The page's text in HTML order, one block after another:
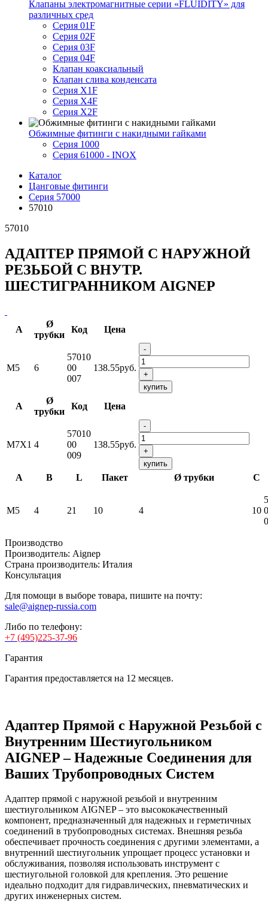
Клапаны электромагнитные серии «FLUIDITY» для
различных сред
Серия 01F
Серия 02F
Серия 03F
Серия 04F
Клапан коаксиальный
Клапан слива конденсата
Серия X1F
Серия X4F
Серия X2F
Обжимные фитинги с накидными гайками
Серия 1000
Серия 61000 - INOX
Каталог
Цанговые фитинги
Серия 57000
57010
57010
АДАПТЕР ПРЯМОЙ С НАРУЖНОЙ
РЕЗЬБОЙ С ВНУТР.
ШЕСТИГРАННИКОМ AIGNEP
A
Ø
трубки
Код Цена
M5 6
57010
00
007
138.55руб.
-
+
купить
A
Ø
трубки
Код Цена
M7X1 4
57010
00
009
138.55руб.
-
+
купить
A B L Пакет Ø трубки С
M5 4 21 10 4 10
Производство
Производитель: Aignep
Страна производитель: Италия
Консультация
Для помощи в выборе товара, пишите на почту:
sale@aignep-russia.com
Либо по телефону:
+7 (495)225-37-96
Гарантия
Гарантия предоставляется на 12 месяцев.
Адаптер Прямой с Наружной Резьбой с
Внутренним Шестиугольником
AIGNEP – Надежные Соединения для
Ваших Трубопроводных Систем
Адаптер прямой с наружной резьбой и внутренним
шестиугольником AIGNEP – это высококачественный
компонент, предназначенный для надежных и герметичных
соединений в трубопроводных системах. Внешняя резьба
обеспечивает прочность соединения с другими элементами, а
внутренний шестиугольник упрощает процесс установки и
обслуживания, позволяя использовать инструмент с
шестиугольной головкой для крепления. Это решение
идеально подходит для гидравлических, пневматических и
других инженерных систем.